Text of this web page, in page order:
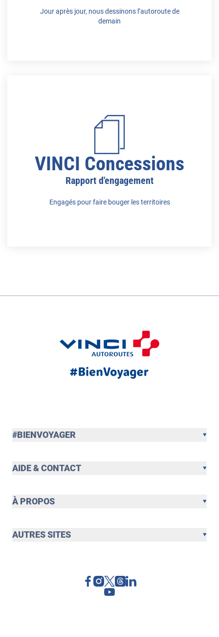
Jour après jour, nous dessinons l’autoroute de
demain
VINCI Concessions
Rapport d'engagement
Engagés pour faire bouger les territoires
#BIENVOYAGER
AIDE & CONTACT
À PROPOS
AUTRES SITES